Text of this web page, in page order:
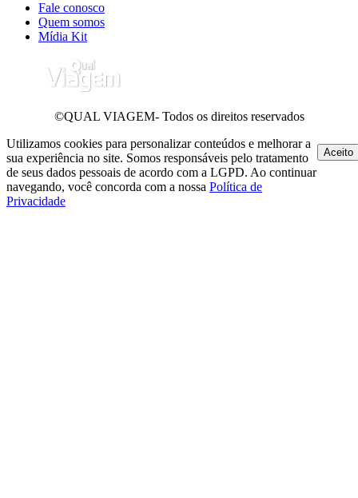
Fale conosco
Quem somos
Mídia Kit
©QUAL VIAGEM- Todos os direitos reservados
Utilizamos cookies para personalizar conteúdos e melhorar a
sua experiência no site. Somos responsáveis pelo tratamento
de seus dados pessoais de acordo com a LGPD. Ao continuar
navegando, você concorda com a nossa Política de
Privacidade
Aceito